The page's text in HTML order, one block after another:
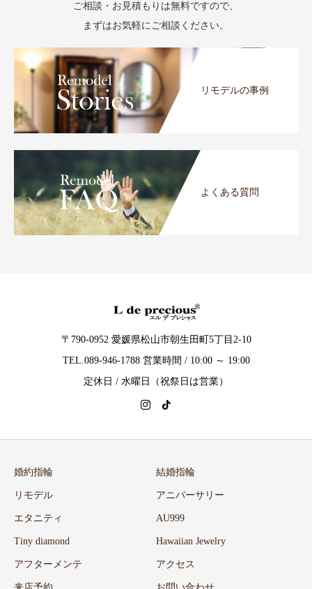
ご相談・お見積もりは無料ですので、
まずはお気軽にご相談ください。
リモデルの事例
よくある質問
〒790-0952 愛媛県松山市朝生田町5丁目2-10
TEL.089-946-1788 営業時間 / 10:00 ～ 19:00
定休日 / 水曜日（祝祭日は営業）
婚約指輪 結婚指輪
リモデル アニバーサリー
エタニティ AU999
Tiny diamond Hawaiian Jewelry
アフターメンテ アクセス